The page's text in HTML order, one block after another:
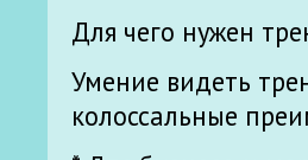
Для чего нужен
Умение видеть
колоссальные